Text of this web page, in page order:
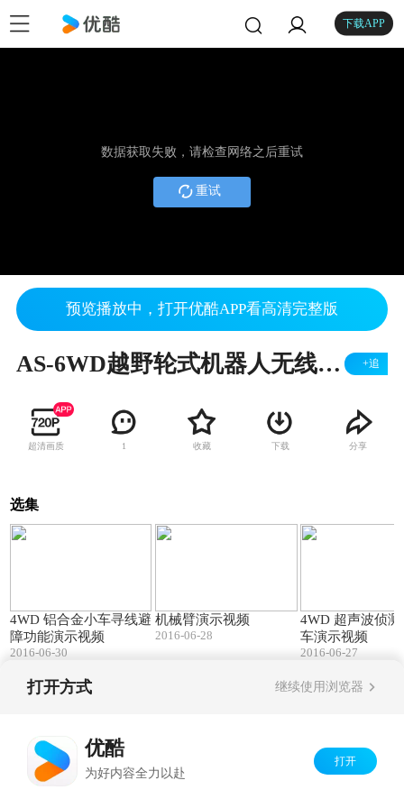
下载APP
数据获取失败，请检查网络之后重试
重试
预览播放中，打开优酷APP看高清完整版
AS-6WD越野轮式机器人无线遥控功能演示 +追
超清画质 1 收藏 下载 分享
选集
4WD 铝合金小车寻线避
障功能演示视频
2016-06-30
机械臂演示视频
2016-06-28
4WD 超声波侦
车演示视频
2016-06-27
打开方式 继续使用浏览器
优酷
为好内容全力以赴
打开